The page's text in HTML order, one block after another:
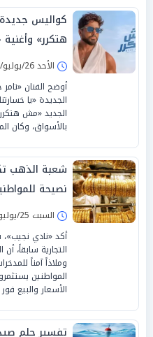
كواليس
هتكرر» وأغنية
الأحد 26/يوليو/2026 - 06:50 م
أوضح الفنان
الجديدة «يا
الجديد «مش
بالأسواق، وكان
شعبة الذهب
نصيحة
السبت 25/يوليو/2026 - 11:00 م
أكد «نادي
التجارية
وملاذاً آمناً
المواطنين
الأسعار والبيع فور
تفسير حلم